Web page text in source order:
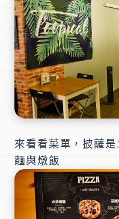
來看看菜單，披薩
麵與燉飯